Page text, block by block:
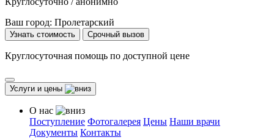
Ваш город: Пролетарский
Узнать стоимость Срочный вызов
Круглосуточная помощь по доступной цене
Услуги и цены
О нас
Поступление Фотогалерея Цены Наши врачи
Документы Контакты